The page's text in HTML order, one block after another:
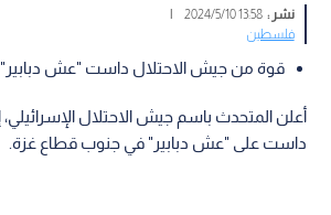
نشر :13:58 2024/5/10
|
فلسطين
قوة من جيش الاحتلال داست "عش دبابير"
داست على "عش دبابير" في جنوب قطاع غزة.